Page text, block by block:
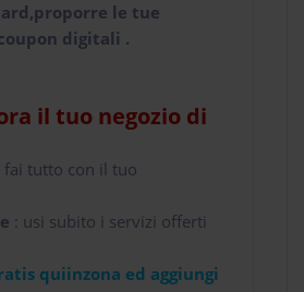
le tue
digitali .
il tuo negozio di
fai tutto con il tuo
: usi subito i servizi offerti
quiinzona ed aggiungi